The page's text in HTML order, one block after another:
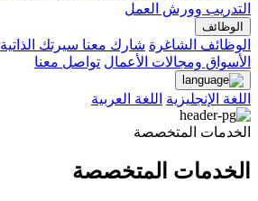
التدريب وورش العمل
الوظائف
الوظائف الشاغرة شارك معنا سيرتك الذاتية
الأسواق ومجالات الأعمال تواصل معنا
اللغة الإنجليزية اللغة العربية
الخدمات المتخصصة
الخدمات المتخصصة